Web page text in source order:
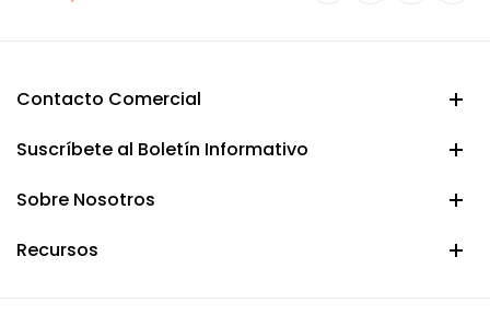
Contacto Comercial
Suscríbete al Boletín Informativo
Sobre Nosotros
Recursos